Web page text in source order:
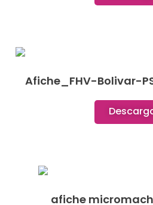
Afiche_FHV-Bolivar-
afiche